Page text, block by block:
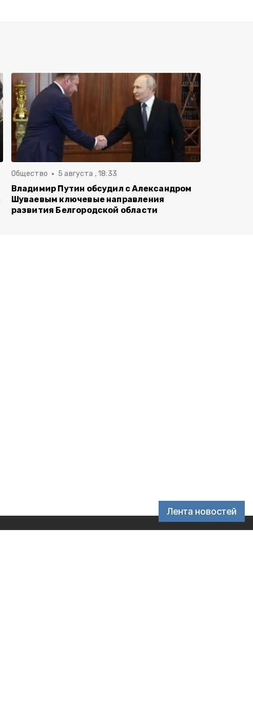
Лента новостей
Общество 5 августа , 18:33
Владимир Путин обсудил с Александром
Шуваевым ключевые направления
развития Белгородской области